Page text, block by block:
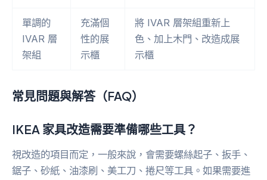
單調的
IVAR 層
架組
充滿個
性的展
示櫃
將 IVAR 層架組重新上
色、加上木門、改造成展
示櫃
常見問題與解答（FAQ）
IKEA 家具改造需要準備哪些工具？
視改造的項目而定，一般來說，會需要螺絲起子、扳手、
鋸子、砂紙、油漆刷、美工刀、捲尺等工具。如果需要進